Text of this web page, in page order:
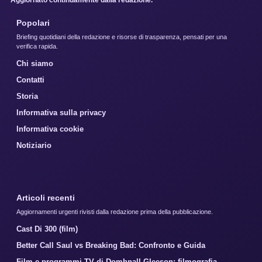
Popolari
Briefing quotidiani della redazione e risorse di trasparenza, pensati per una
verifica rapida.
Chi siamo
Contatti
Storia
Informativa sulla privacy
Informativa cookie
Notiziario
Articoli recenti
Aggiornamenti urgenti rivisti dalla redazione prima della pubblicazione.
Cast Di 300 (film)
Better Call Saul vs Breaking Bad: Confronto e Guida